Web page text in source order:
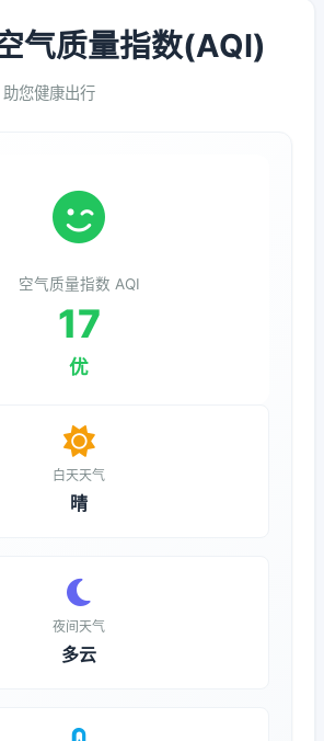
气质量指数(AQI)
您健康出行
空气质量指数 AQI
17
优
白天天气
晴
夜间天气
多云